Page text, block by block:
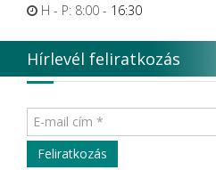
H - P: 8:00 - 16:30
Hírlevél feliratkozás